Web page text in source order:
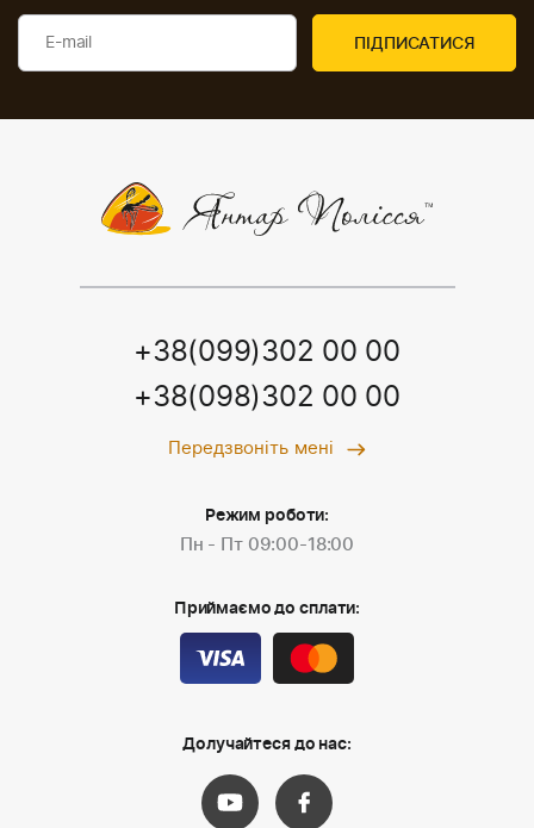
+38(099)302 00 00
+38(098)302 00 00
Передзвоніть мені
Режим роботи:
Пн - Пт 09:00-18:00
Приймаємо до сплати:
Долучайтеся до нас: